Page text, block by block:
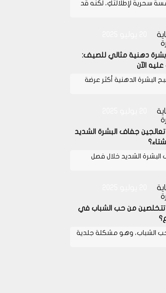
سحرية لإطلالتكِ، لكنه قد
بشرة دهنية مثالي للصيف:
الآن
البشرة الدهنية أكثر عرضة
جفاف البشرة الشديد
الشديد خلال فصل
من حب الشباب في
حب الشباب، وهو مشكلة جلدية